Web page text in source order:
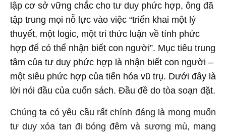
lập cơ sở vững chắc cho tư duy phức hợp, ông đã
tập trung mọi nỗ lực vào việc “triển khai một lý
thuyết, một logic, một tri thức luận về tính phức
hợp để có thể nhận biết con người”. Mục tiêu trung
tâm của tư duy phức hợp là nhận biết con người –
một siêu phức hợp của tiến hóa vũ trụ. Dưới đây là
lời nói đầu của cuốn sách. Đầu đề do tòa soạn đặt.
Chúng ta có yêu cầu rất chính đáng là mong muốn
tư duy xóa tan đi bóng đêm và sương mù, mang